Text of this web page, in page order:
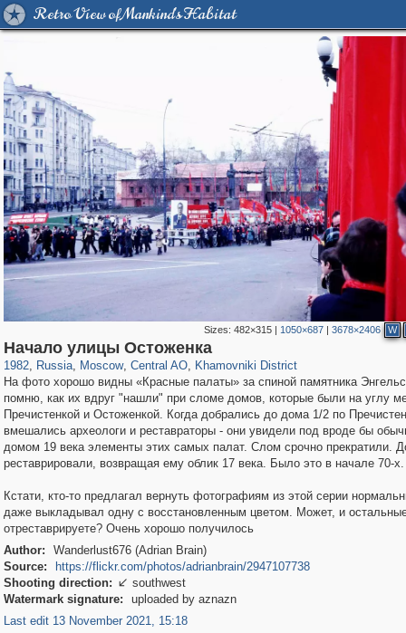
Retro View of Mankind's Habitat
Sizes: 482×315| 1050×687| 3678×2406 W
Начало улицы Остоженка
1982, Russia
1,406,840 29,243
, Moscow
319,864 8,286
, Central AO
160,012 5,916
, Khamovniki District
19,395
На фото хорошо видны «Красные палаты» за спиной памятника
помню, как их вдруг "нашли" при сломе домов, которые были на углу
Пречистенкой и Остоженкой. Когда добрались до дома 1/2 по
вмешались археологи и реставраторы - они увидели под вроде бы
домом 19 века элементы этих самых палат. Слом срочно прекратили.
реставрировали, возвращая ему облик 17 века. Было это в начале 70-х.
Кстати, кто-то предлагал вернуть фотографиям из этой серии
даже выкладывал одну с восстановленным цветом. Может, и
отреставрируете? Очень хорошо получилось
Author:
Wanderlust676 (Adrian Brain)
Source:
https://flickr.com/photos/adrianbrain/2947107738
Shooting direction:  southwest
Watermark signature:
uploaded by aznazn
Last edit 13 November 2021, 15:18